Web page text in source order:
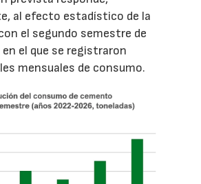
al efecto estadístico de la
el segundo semestre de
el que se registraron
mensuales de consumo.